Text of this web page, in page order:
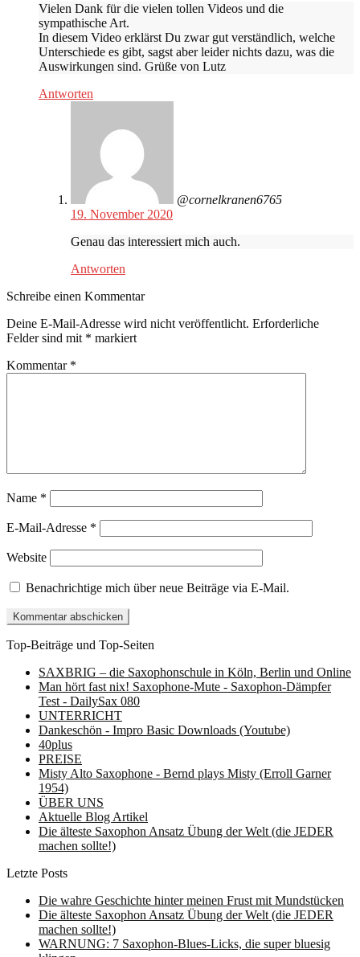
Vielen Dank für die vielen tollen Videos und die
sympathische Art.
In diesem Video erklärst Du zwar gut verständlich, welche
Unterschiede es gibt, sagst aber leider nichts dazu, was die
Auswirkungen sind. Grüße von Lutz
Antworten
@cornelkranen6765
19. November 2020
Genau das interessiert mich auch.
Antworten
Schreibe einen Kommentar
Deine E-Mail-Adresse wird nicht veröffentlicht. Erforderliche
Felder sind mit * markiert
Kommentar *
Name *
E-Mail-Adresse *
Website
Benachrichtige mich über neue Beiträge via E-Mail.
Top-Beiträge und Top-Seiten
SAXBRIG – die Saxophonschule in Köln, Berlin und Online
Man hört fast nix! Saxophone-Mute - Saxophon-Dämpfer
Test - DailySax 080
UNTERRICHT
Dankeschön - Impro Basic Downloads (Youtube)
40plus
PREISE
Misty Alto Saxophone - Bernd plays Misty (Erroll Garner
1954)
ÜBER UNS
Aktuelle Blog Artikel
Die älteste Saxophon Ansatz Übung der Welt (die JEDER
machen sollte!)
Letzte Posts
Die wahre Geschichte hinter meinen Frust mit Mundstücken
Die älteste Saxophon Ansatz Übung der Welt (die JEDER
machen sollte!)
WARNUNG: 7 Saxophon-Blues-Licks, die super bluesig